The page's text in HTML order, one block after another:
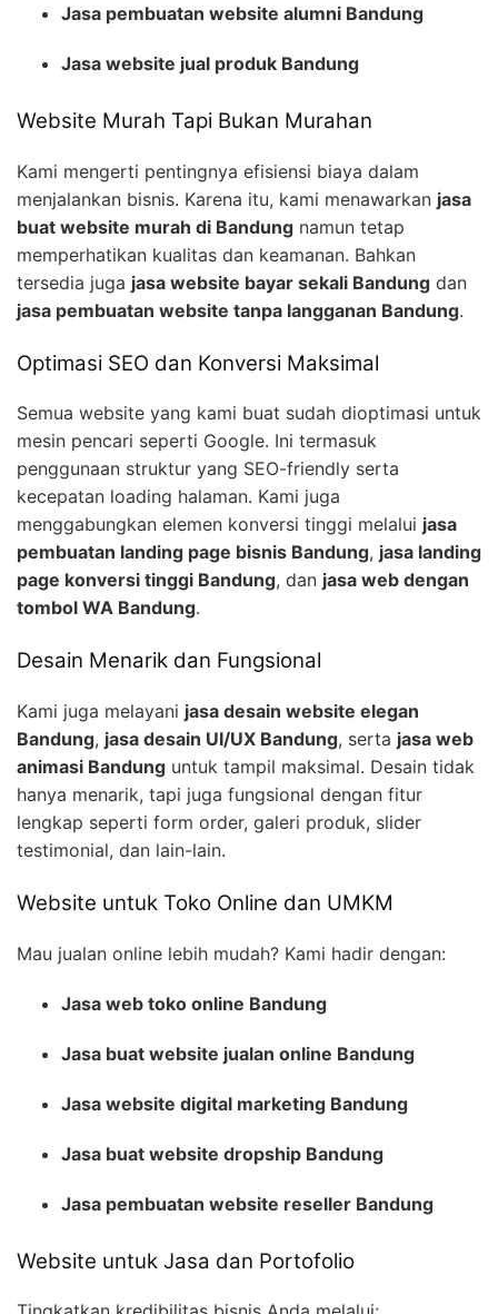
Jasa pembuatan website alumni Bandung
Jasa website jual produk Bandung
Website Murah Tapi Bukan Murahan
Kami mengerti pentingnya efisiensi biaya dalam
menjalankan bisnis. Karena itu, kami menawarkan jasa
buat website murah di Bandung namun tetap
memperhatikan kualitas dan keamanan. Bahkan
tersedia juga jasa website bayar sekali Bandung dan
jasa pembuatan website tanpa langganan Bandung.
Optimasi SEO dan Konversi Maksimal
Semua website yang kami buat sudah dioptimasi untuk
mesin pencari seperti Google. Ini termasuk
penggunaan struktur yang SEO-friendly serta
kecepatan loading halaman. Kami juga
menggabungkan elemen konversi tinggi melalui jasa
pembuatan landing page bisnis Bandung, jasa landing
page konversi tinggi Bandung, dan jasa web dengan
tombol WA Bandung.
Desain Menarik dan Fungsional
Kami juga melayani jasa desain website elegan
Bandung, jasa desain UI/UX Bandung, serta jasa web
animasi Bandung untuk tampil maksimal. Desain tidak
hanya menarik, tapi juga fungsional dengan fitur
lengkap seperti form order, galeri produk, slider
testimonial, dan lain-lain.
Website untuk Toko Online dan UMKM
Mau jualan online lebih mudah? Kami hadir dengan:
Jasa web toko online Bandung
Jasa buat website jualan online Bandung
Jasa website digital marketing Bandung
Jasa buat website dropship Bandung
Jasa pembuatan website reseller Bandung
Website untuk Jasa dan Portofolio